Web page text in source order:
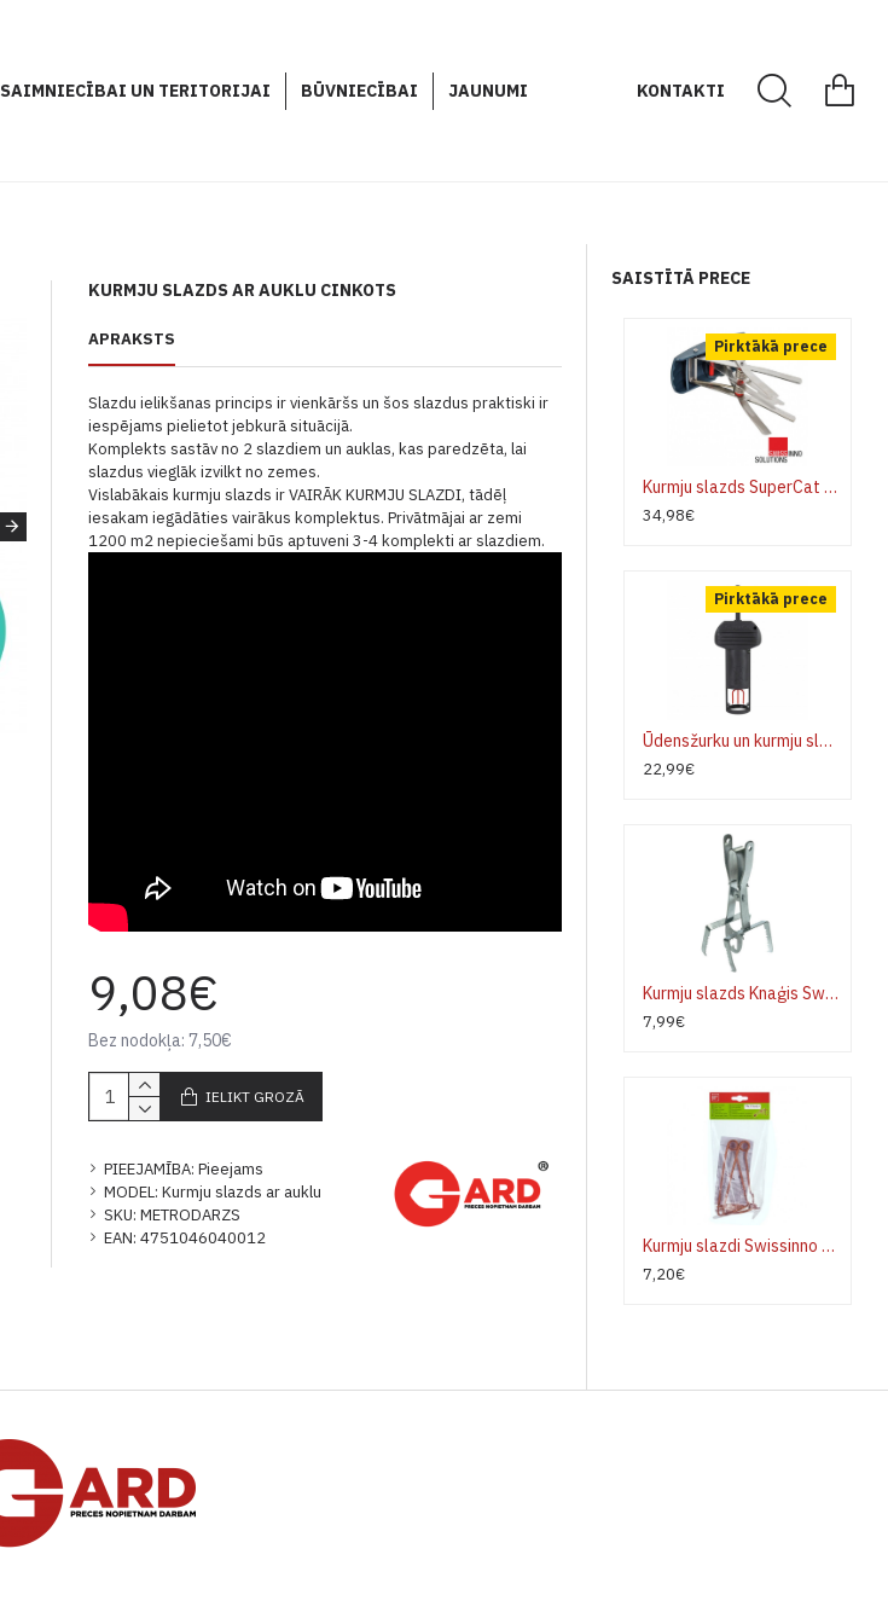
SAIMNIECĪBAI UN TERITORIJAI BŪVNIECĪBAI JAUNUMI KONTAKTI
KURMJU SLAZDS AR AUKLU CINKOTS
APRAKSTS
Slazdu ielikšanas princips ir vienkāršs un šos slazdus praktiski ir
iespējams pielietot jebkurā situācijā.
Komplekts sastāv no 2 slazdiem un auklas, kas paredzēta, lai
slazdus vieglāk izvilkt no zemes.
Vislabākais kurmju slazds ir VAIRĀK KURMJU SLAZDI, tādēļ
iesakam iegādāties vairākus komplektus. Privātmājai ar zemi
1200 m2 nepieciešami būs aptuveni 3-4 komplekti ar slazdiem.
PIEEJAMĪBA: Pieejams
MODEL: Kurmju slazds ar auklu
SKU: METRODARZS
EAN: 4751046040012
9,08€
Bez nodokļa: 7,50€
IELIKT GROZĀ
SAISTĪTĀ PRECE
Pirktākā prece
Kurmju slazds SuperCat Swissinno
34,98€
Pirktākā prece
Ūdensžurku un kurmju slazds Swissinno SuperCat
22,99€
Kurmju slazds Knaģis Swissinno
7,99€
Kurmju slazdi Swissinno Bavarian komplektā 2 gab
7,20€